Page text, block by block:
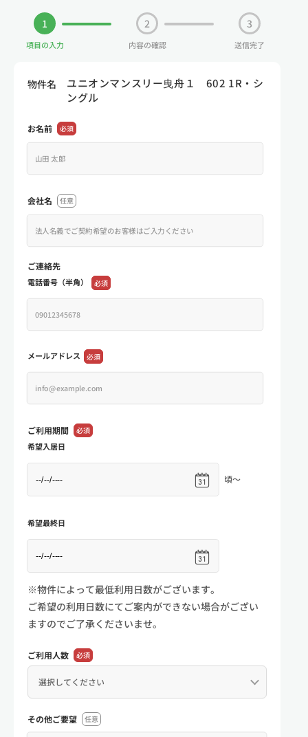
1
項目の入力
2
内容の確認
3
送信完了
物件名
ユニオンマンスリー曳舟１ 602 1R・シ
ングル
お名前 必須
会社名 任意
ご連絡先
電話番号（半角） 必須
メールアドレス 必須
ご利用期間 必須
希望入居日
頃～
希望最終日
※物件によって最低利用日数がございます。
ご希望の利用日数にてご案内ができない場合がござい
ますのでご了承くださいませ。
ご利用人数 必須
その他ご要望 任意